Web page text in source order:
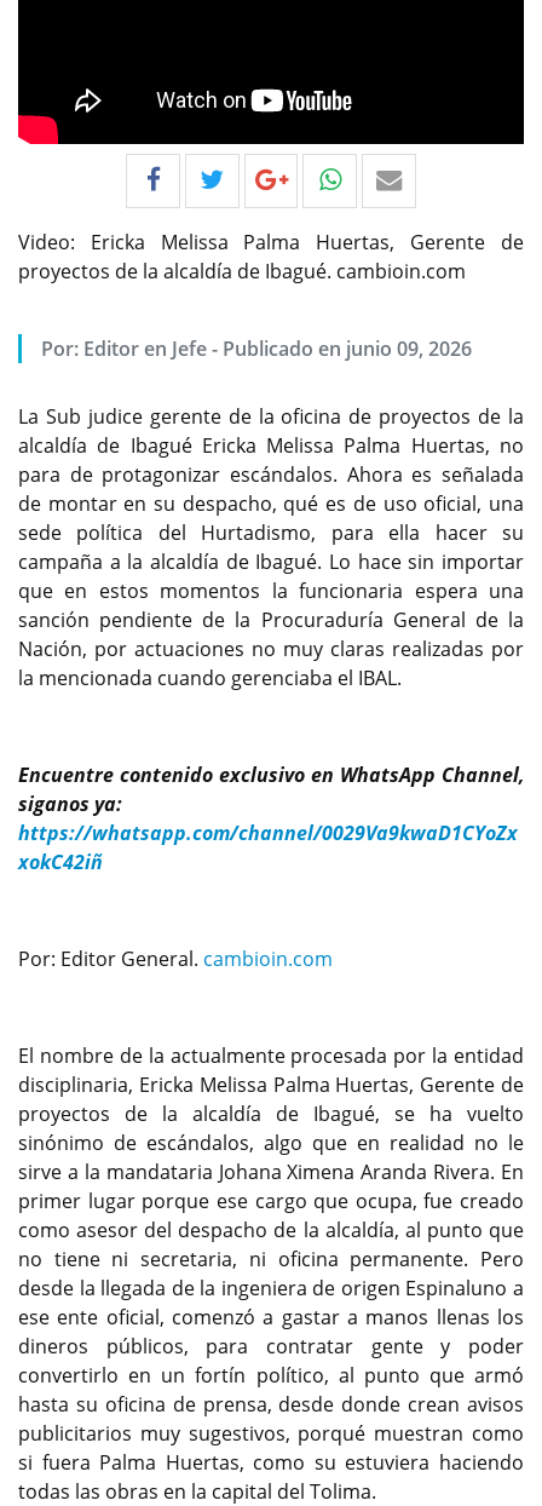
Video: Ericka Melissa Palma Huertas, Gerente de
proyectos de la alcaldía de Ibagué. cambioin.com
Por: Editor en Jefe- Publicado en junio 09, 2026
La Sub judice gerente de la oficina de proyectos de la
alcaldía de Ibagué Ericka Melissa Palma Huertas, no
para de protagonizar escándalos. Ahora es señalada
de montar en su despacho, qué es de uso oficial, una
sede política del Hurtadismo, para ella hacer su
campaña a la alcaldía de Ibagué. Lo hace sin importar
que en estos momentos la funcionaria espera una
sanción pendiente de la Procuraduría General de la
Nación, por actuaciones no muy claras realizadas por
la mencionada cuando gerenciaba el IBAL.
Encuentre contenido exclusivo en WhatsApp Channel,
siganos ya:
https://whatsapp.com/channel/0029Va9kwaD1CYoZx
xokC42iñ
Por: Editor General. cambioin.com
El nombre de la actualmente procesada por la entidad
disciplinaria, Ericka Melissa Palma Huertas, Gerente de
proyectos de la alcaldía de Ibagué, se ha vuelto
sinónimo de escándalos, algo que en realidad no le
sirve a la mandataria Johana Ximena Aranda Rivera. En
primer lugar porque ese cargo que ocupa, fue creado
como asesor del despacho de la alcaldía, al punto que
no tiene ni secretaria, ni oficina permanente. Pero
desde la llegada de la ingeniera de origen Espinaluno a
ese ente oficial, comenzó a gastar a manos llenas los
dineros públicos, para contratar gente y poder
convertirlo en un fortín político, al punto que armó
hasta su oficina de prensa, desde donde crean avisos
publicitarios muy sugestivos, porqué muestran como
si fuera Palma Huertas, como su estuviera haciendo
todas las obras en la capital del Tolima.